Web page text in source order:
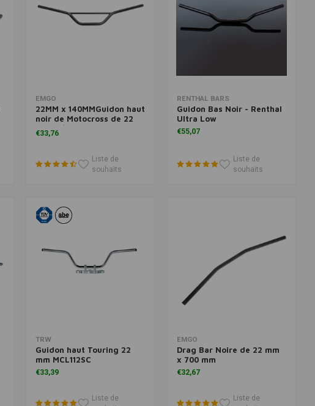
EMGO
22MM x 140MMGuidon haut
noir de Motocross de 22
mm (7/8")
€33,76
Liste de
souhaits
Ajouter au panier
RENTHAL BARS
Guidon Bas Noir - Renthal
Ultra Low
€55,07
Liste de
souhaits
TRW
Guidon haut Touring 22
mm MCL112SC
€33,39
Liste de
EMGO
Drag Bar Noire de 22 mm
x 700 mm
€32,67
Liste de